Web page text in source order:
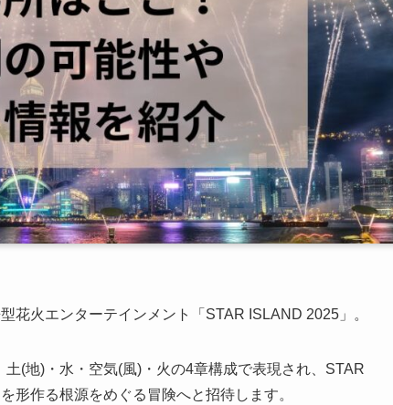
花火エンターテインメント「STAR ISLAND 2025」。
(地)・水・空気(風)・火の4章構成で表現され、STAR
形作る根源をめぐる冒険へと招待します。